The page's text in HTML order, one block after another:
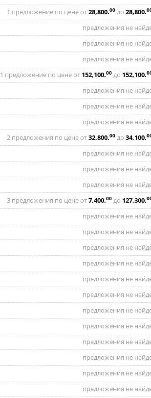
1 предложение по цене от28,800.00до 28,800.
предложения не
предложения не
предложения не
1 предложение по цене от 152,100.00до 152,100.
предложения не
предложения не
предложения не
2 предложения по цене от32,800.00до 34,100.
предложения не
предложения не
предложения не
3 предложения по цене от7,400.00до 127,300.
предложения не
предложения не
предложения не
предложения не
предложения не
предложения не
предложения не
предложения не
предложения не
предложения не
предложения не
предложения не